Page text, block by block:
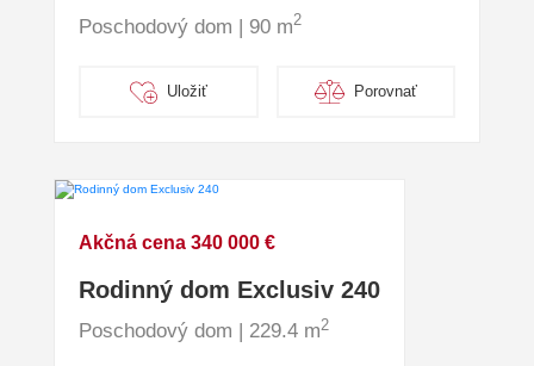
Poschodový dom | 90 m2
Uložiť Porovnať
Akčná cena 340 000 €
Rodinný dom Exclusiv 240
Poschodový dom | 229.4 m2